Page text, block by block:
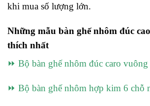
khi mua số lượng lớn.
Những mẫu bàn ghế nhôm đúc
thích nhất
⏩ Bộ bàn ghế nhôm đúc caro vuông
⏩ Bộ bàn ghế nhôm hợp kim 6 chỗ